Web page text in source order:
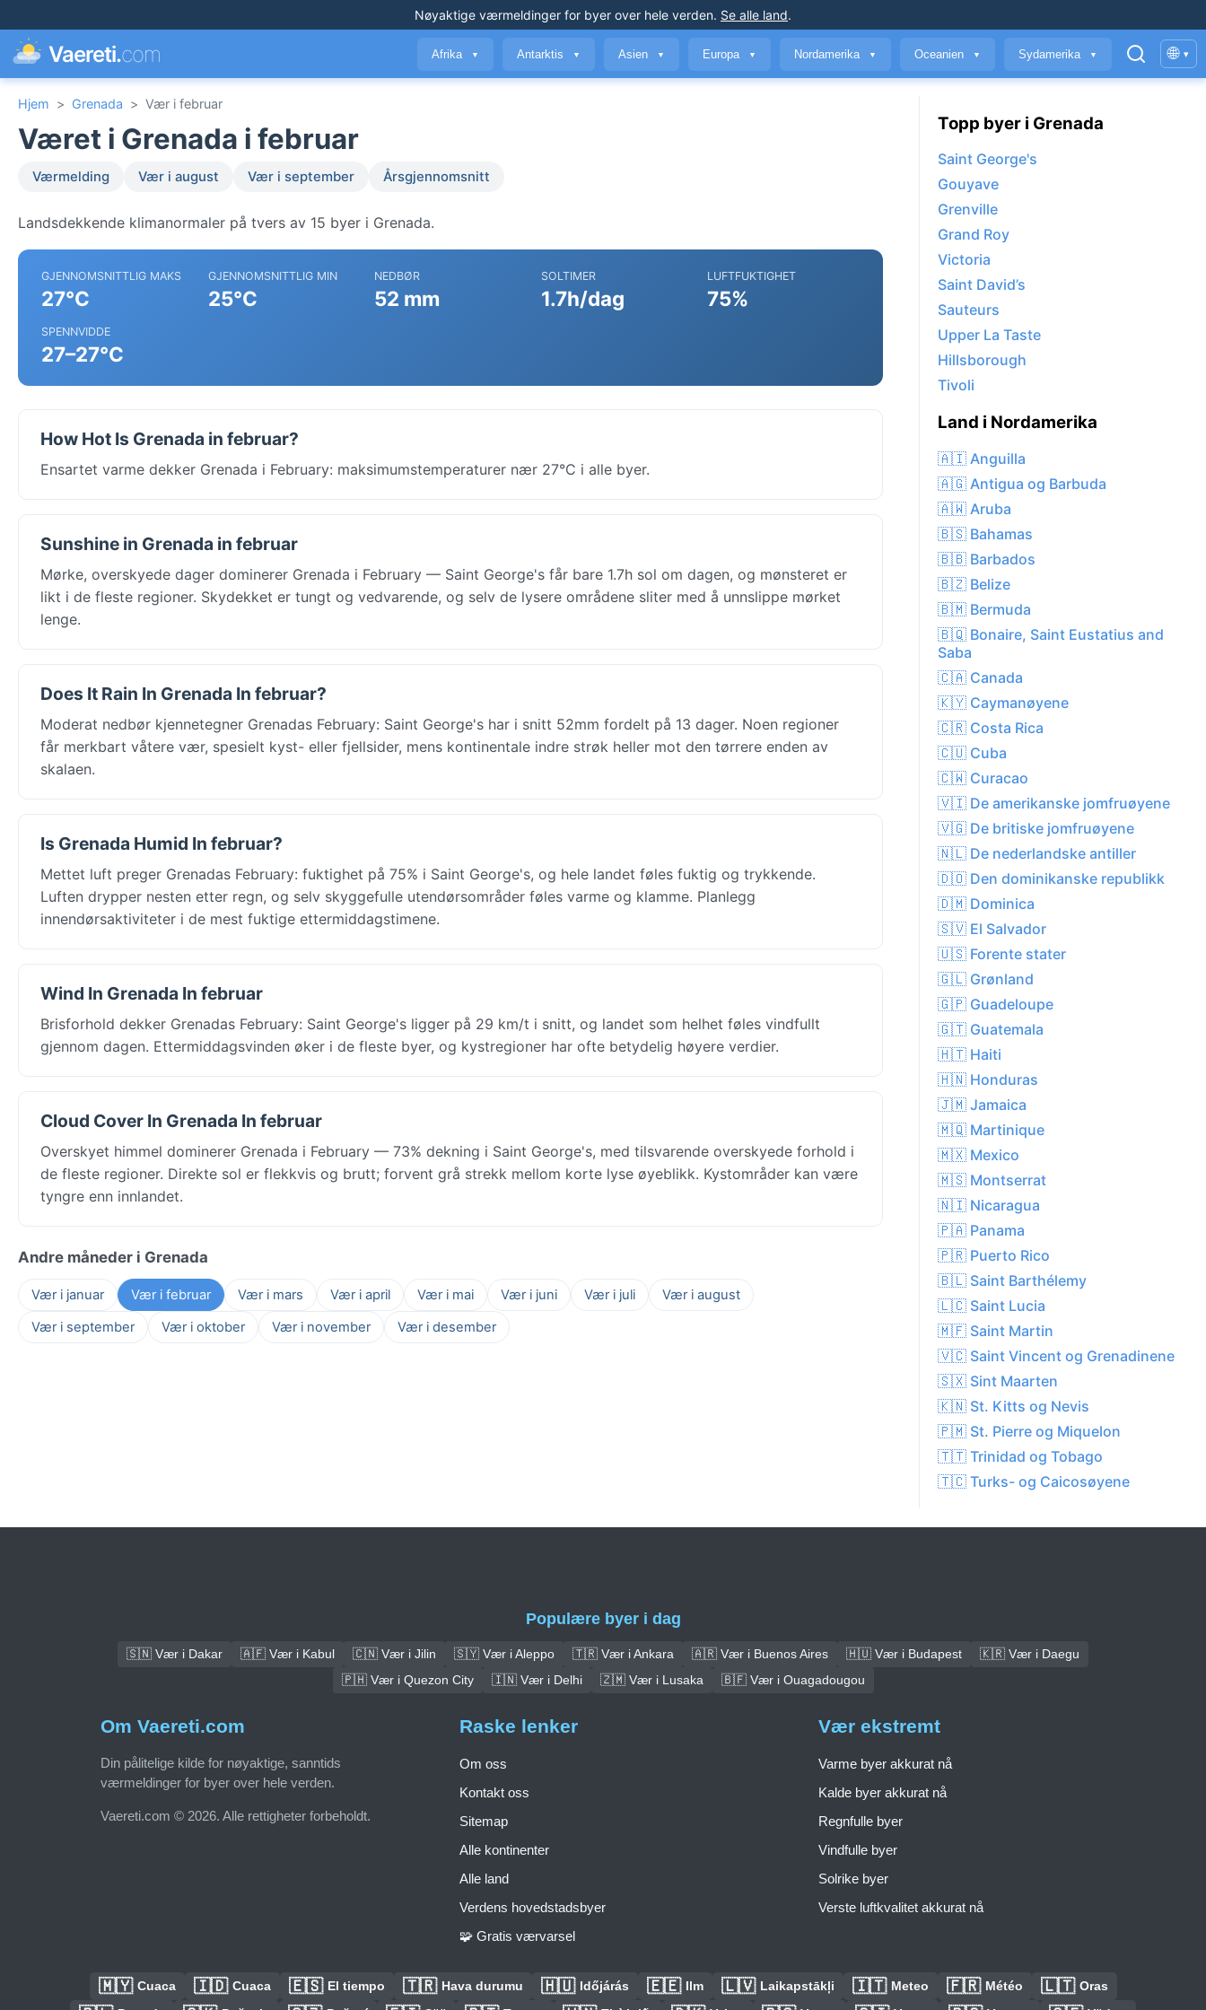
Nøyaktige værmeldinger for byer over hele verden. Se alle land.
Vaereti.com Afrika ▼ Antarktis ▼ Asien ▼ Europa ▼ Nordamerika ▼ Oceanien ▼ Sydamerika ▼ 🌐 ▾
Hjem > Grenada > Vær i februar
Været i Grenada i februar
Værmelding Vær i august Vær i september Årsgjennomsnitt
Landsdekkende klimanormaler på tvers av 15 byer i Grenada.
GJENNOMSNITTLIG MAKS
27°C
GJENNOMSNITTLIG MIN
25°C
NEDBØR
52 mm
SOLTIMER
1.7h/dag
LUFTFUKTIGHET
75%
SPENNVIDDE
27–27°C
How Hot Is Grenada in februar?
Ensartet varme dekker Grenada i February: maksimumstemperaturer nær 27°C i alle byer.
Sunshine in Grenada in februar
Mørke, overskyede dager dominerer Grenada i February — Saint George's får bare 1.7h sol om dagen, og mønsteret er
likt i de fleste regioner. Skydekket er tungt og vedvarende, og selv de lysere områdene sliter med å unnslippe mørket
lenge.
Does It Rain In Grenada In februar?
Moderat nedbør kjennetegner Grenadas February: Saint George's har i snitt 52mm fordelt på 13 dager. Noen regioner
får merkbart våtere vær, spesielt kyst- eller fjellsider, mens kontinentale indre strøk heller mot den tørrere enden av
skalaen.
Is Grenada Humid In februar?
Mettet luft preger Grenadas February: fuktighet på 75% i Saint George's, og hele landet føles fuktig og trykkende.
Luften drypper nesten etter regn, og selv skyggefulle utendørsområder føles varme og klamme. Planlegg
innendørsaktiviteter i de mest fuktige ettermiddagstimene.
Wind In Grenada In februar
Brisforhold dekker Grenadas February: Saint George's ligger på 29 km/t i snitt, og landet som helhet føles vindfullt
gjennom dagen. Ettermiddagsvinden øker i de fleste byer, og kystregioner har ofte betydelig høyere verdier.
Cloud Cover In Grenada In februar
Overskyet himmel dominerer Grenada i February — 73% dekning i Saint George's, med tilsvarende overskyede forhold i
de fleste regioner. Direkte sol er flekkvis og brutt; forvent grå strekk mellom korte lyse øyeblikk. Kystområder kan være
tyngre enn innlandet.
Andre måneder i Grenada
Vær i januar Vær i februar Vær i mars Vær i april Vær i mai Vær i juni Vær i juli
Vær i august
Vær i september
Vær i oktober Vær i november Vær i desember
Topp byer i Grenada
Saint George's
Gouyave
Grenville
Grand Roy
Victoria
Saint David’s
Sauteurs
Upper La Taste
Hillsborough
Tivoli
Land i Nordamerika
🇦🇮 Anguilla
🇦🇬 Antigua og Barbuda
🇦🇼 Aruba
🇧🇸 Bahamas
🇧🇧 Barbados
🇧🇿 Belize
🇧🇲 Bermuda
🇧🇶 Bonaire, Saint Eustatius and
Saba
🇨🇦 Canada
🇰🇾 Caymanøyene
🇨🇷 Costa Rica
🇨🇺 Cuba
🇨🇼 Curacao
🇻🇮 De amerikanske jomfruøyene
🇻🇬 De britiske jomfruøyene
🇳🇱 De nederlandske antiller
🇩🇴 Den dominikanske republikk
🇩🇲 Dominica
🇸🇻 El Salvador
🇺🇸 Forente stater
🇬🇱 Grønland
🇬🇵 Guadeloupe
🇬🇹 Guatemala
🇭🇹 Haiti
🇭🇳 Honduras
🇯🇲 Jamaica
🇲🇶 Martinique
🇲🇽 Mexico
🇲🇸 Montserrat
🇳🇮 Nicaragua
🇵🇦 Panama
🇵🇷 Puerto Rico
🇧🇱 Saint Barthélemy
🇱🇨 Saint Lucia
🇲🇫 Saint Martin
🇻🇨 Saint Vincent og Grenadinene
🇸🇽 Sint Maarten
🇰🇳 St. Kitts og Nevis
🇵🇲 St. Pierre og Miquelon
🇹🇹 Trinidad og Tobago
🇹🇨 Turks- og Caicosøyene
Populære byer i dag
🇸🇳 Vær i Dakar 🇦🇫 Vær i Kabul 🇨🇳 Vær i Jilin 🇸🇾 Vær i Aleppo 🇹🇷 Vær i Ankara 🇦🇷 Vær i Buenos Aires 🇭🇺 Vær i Budapest
🇰🇷 Vær i Daegu
🇵🇭 Vær i Quezon City
🇮🇳 Vær i Delhi 🇿🇲 Vær i Lusaka 🇧🇫 Vær i Ouagadougou
Om Vaereti.com
Din pålitelige kilde for nøyaktige, sanntids
værmeldinger for byer over hele verden.
Vaereti.com © 2026. Alle rettigheter forbeholdt.
Raske lenker
Om oss
Kontakt oss
Sitemap
Alle kontinenter
Alle land
Verdens hovedstadsbyer
🧩 Gratis værvarsel
Vær ekstremt
Varme byer akkurat nå
Kalde byer akkurat nå
Regnfulle byer
Vindfulle byer
Solrike byer
Verste luftkvalitet akkurat nå
🇲🇾 Cuaca 🇮🇩 Cuaca 🇪🇸 El tiempo 🇹🇷 Hava durumu 🇭🇺 Időjárás 🇪🇪 Ilm 🇱🇻 Laikapstākļi 🇮🇹 Meteo 🇫🇷 Météo 🇱🇹 Oras